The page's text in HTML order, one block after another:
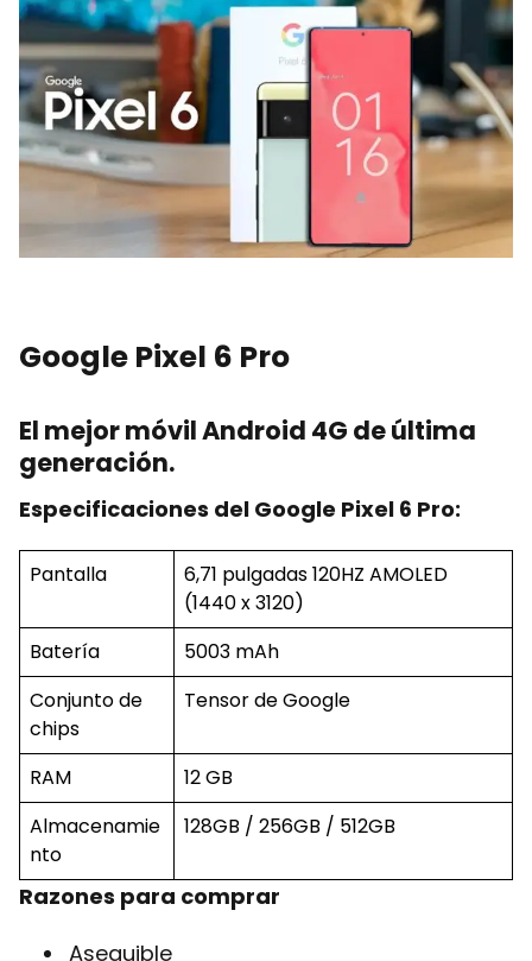
Google Pixel 6 Pro
El mejor móvil Android 4G de última
generación.
Especificaciones del Google Pixel 6 Pro:
Pantalla
6,71 pulgadas 120HZ AMOLED
(1440 x 3120)
Batería
5003 mAh
Conjunto de
chips
Tensor de Google
RAM
12 GB
Almacenamie
nto
128GB / 256GB / 512GB
Razones para comprar
Asequible